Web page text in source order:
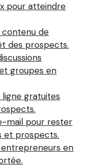
pour atteindre
contenu de
des prospects.
groupes en
gratuites
mail pour rester
et prospects.
entrepreneurs en